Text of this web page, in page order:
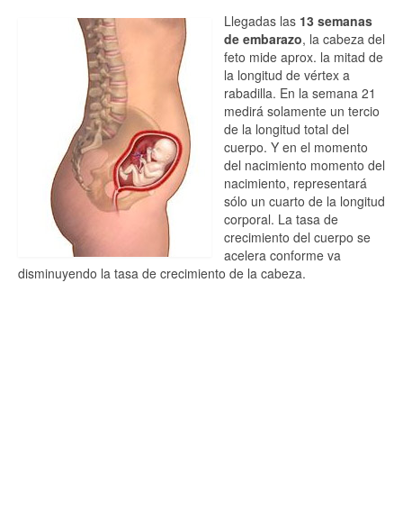
Llegadas las 13 semanas
de embarazo, la cabeza del
feto mide aprox. la mitad de
la longitud de vértex a
rabadilla. En la semana 21
medirá solamente un tercio
de la longitud total del
cuerpo. Y en el momento
del nacimiento momento del
nacimiento, representará
sólo un cuarto de la longitud
corporal. La tasa de
crecimiento del cuerpo se
acelera conforme va
disminuyendo la tasa de crecimiento de la cabeza.